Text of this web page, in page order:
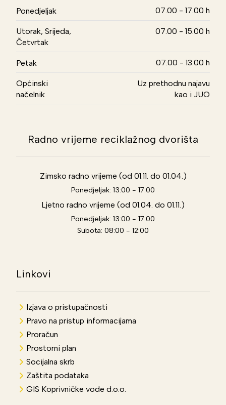
Ponedjeljak 07.00 - 17.00 h
Utorak, Srijeda,
Četvrtak
07.00 - 15.00 h
Petak 07.00 - 13.00 h
Općinski
načelnik
Uz prethodnu najavu
kao i JUO
Radno vrijeme reciklažnog dvorišta
Zimsko radno vrijeme (od 01.11. do 01.04.)
Ponedjeljak: 13:00 - 17:00
Ljetno radno vrijeme (od 01.04. do 01.11.)
Ponedjeljak: 13:00 - 17:00
Subota: 08:00 - 12:00
Linkovi
Izjava o pristupačnosti
Pravo na pristup informacijama
Proračun
Prostorni plan
Socijalna skrb
Zaštita podataka
GIS Koprivničke vode d.o.o.